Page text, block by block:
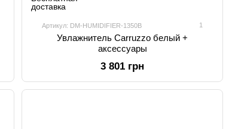
Артикул: DM-HUMIDIFIER-1350B 1
Увлажнитель Carruzzo белый +
аксессуары
3 801 грн